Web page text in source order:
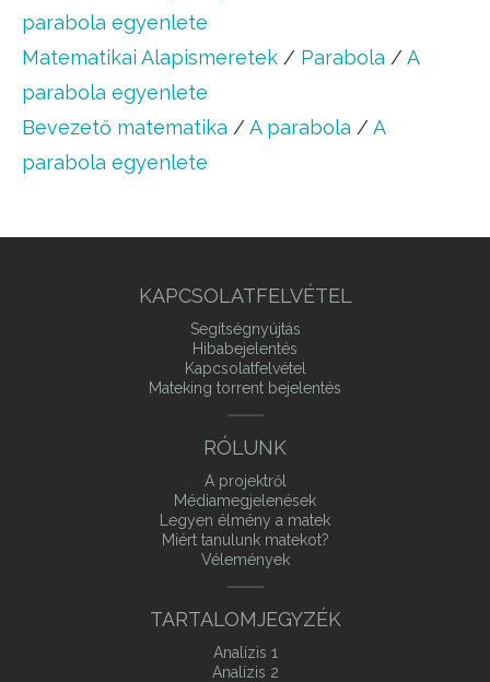
parabola egyenlete
Matematikai Alapismeretek / Parabola / A
parabola egyenlete
Bevezető matematika / A parabola / A
parabola egyenlete
KAPCSOLATFELVÉTEL
Segítségnyújtás
Hibabejelentés
Kapcsolatfelvétel
Mateking torrent bejelentés
RÓLUNK
A projektről
Médiamegjelenések
Legyen élmény a matek
Miért tanulunk matekot?
Vélemények
TARTALOMJEGYZÉK
Analízis 1
Analízis 2